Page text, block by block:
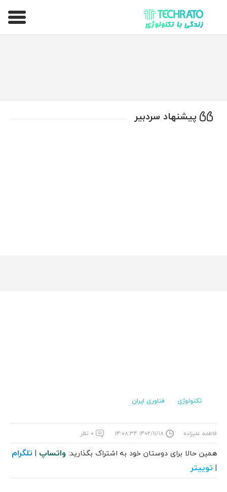
تکراتو – زندگی با تکنولوژی
پیشنهاد سردبیر
تکنولوژی فناوری ایران
فاطمه علیزاده ۱۴۰۲/۱۱/۱۸ ۱۴:۰۸:۳۴ ۰ نظر
همین حالا برای دوستان خود به اشتراک بگذارید: واتساپ | تلگرام
| توییتر